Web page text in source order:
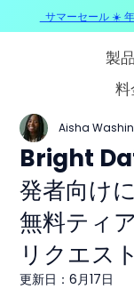
製
料
Bright
発者向け
無料ティ
リクエスト
Aisha
更新日：6月17日
サマーセール ☀️